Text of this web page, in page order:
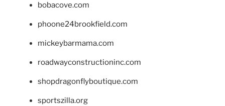
bobacove.com
phoone24brookfield.com
mickeybarmama.com
roadwayconstructioninc.com
shopdragonflyboutique.com
sportszilla.org